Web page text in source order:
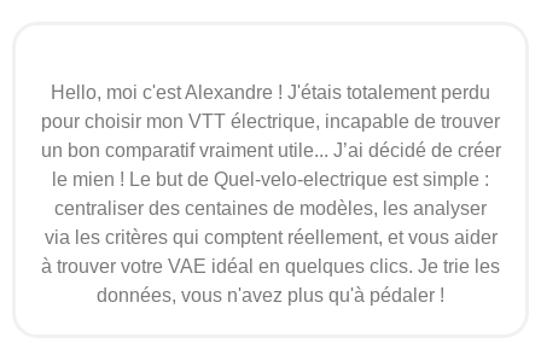
Hello, moi c'est Alexandre ! J'étais totalement perdu
pour choisir mon VTT électrique, incapable de trouver
un bon comparatif vraiment utile... J’ai décidé de créer
le mien ! Le but de Quel-velo-electrique est simple :
centraliser des centaines de modèles, les analyser
via les critères qui comptent réellement, et vous aider
à trouver votre VAE idéal en quelques clics. Je trie les
données, vous n'avez plus qu'à pédaler !